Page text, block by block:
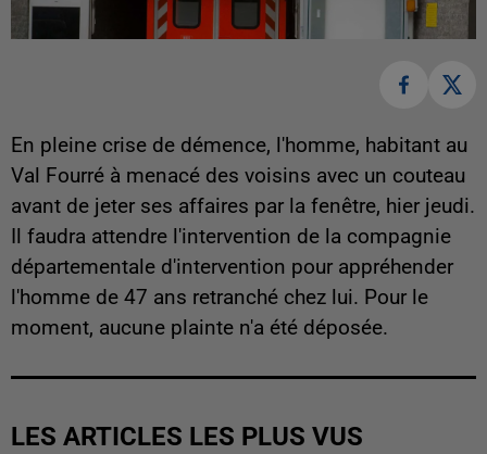
En pleine crise de démence, l'homme, habitant au
Val Fourré à menacé des voisins avec un couteau
avant de jeter ses affaires par la fenêtre, hier jeudi.
Il faudra attendre l'intervention de la compagnie
départementale d'intervention pour appréhender
l'homme de 47 ans retranché chez lui. Pour le
moment, aucune plainte n'a été déposée.
LES ARTICLES LES PLUS VUS